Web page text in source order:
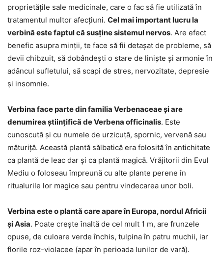
proprietățile sale medicinale, care o fac să fie utilizată în
tratamentul multor afecțiuni. Cel mai important lucru la
verbină este faptul că susține sistemul nervos. Are efect
benefic asupra minții, te face să fii detașat de probleme, să
devii chibzuit, să dobândești o stare de liniște și armonie în
adâncul sufletului, să scapi de stres, nervozitate, depresie
și insomnie.
Verbina face parte din familia Verbenaceae și are
denumirea științifică de Verbena officinalis. Este
cunoscută și cu numele de urzicuță, spornic, vervenă sau
măturiță. Această plantă sălbatică era folosită în antichitate
ca plantă de leac dar și ca plantă magică. Vrăjitorii din Evul
Mediu o foloseau împreună cu alte plante perene în
ritualurile lor magice sau pentru vindecarea unor boli.
Verbina este o plantă care apare în Europa, nordul Africii
și Asia. Poate crește înaltă de cel mult 1 m, are frunzele
opuse, de culoare verde închis, tulpina în patru muchii, iar
florile roz-violacee (apar în perioada lunilor de vară).